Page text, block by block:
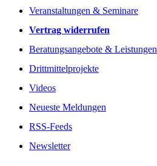
Veranstaltungen & Seminare
Vertrag widerrufen
Beratungsangebote & Leistungen
Drittmittelprojekte
Videos
Neueste Meldungen
RSS-Feeds
Newsletter